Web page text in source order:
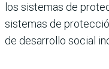
los sistemas de
sistemas de
de desarrollo social